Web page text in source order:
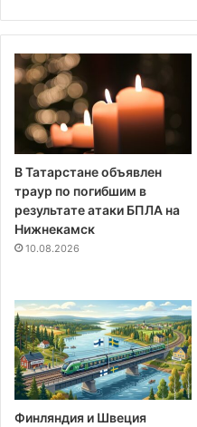
В Татарстане объявлен
траур по погибшим в
результате атаки БПЛА на
Нижнекамск
10.08.2026
Финляндия и Швеция